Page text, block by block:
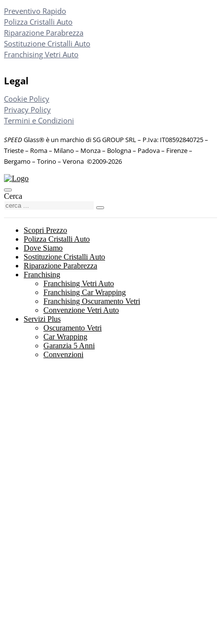
Preventivo Rapido
Polizza Cristalli Auto
Riparazione Parabrezza
Sostituzione Cristalli Auto
Franchising Vetri Auto
Legal
Cookie Policy
Privacy Policy
Termini e Condizioni
SPEEDGlass® è un marchio di SG GROUP SRL – P.Iva: IT08592840725–
Trieste – Roma – Milano – Monza – Bologna – Padova – Firenze –
Bergamo – Torino – Verona ©2009-2026
Cerca
Scopri Prezzo
Polizza Cristalli Auto
Dove Siamo
Sostituzione Cristalli Auto
Riparazione Parabrezza
Franchising
Franchising Vetri Auto
Franchising Car Wrapping
Franchising Oscuramento Vetri
Convenzione Vetri Auto
Servizi Plus
Oscuramento Vetri
Car Wrapping
Garanzia 5 Anni
Convenzioni